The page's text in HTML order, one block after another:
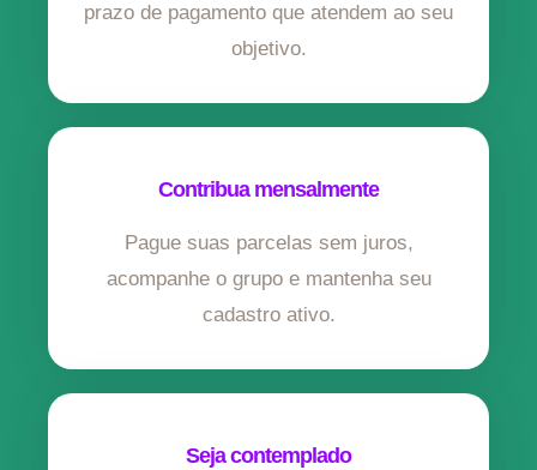
prazo de pagamento que atendem ao seu
objetivo.
Contribua mensalmente
Pague suas parcelas sem juros,
acompanhe o grupo e mantenha seu
cadastro ativo.
Seja contemplado